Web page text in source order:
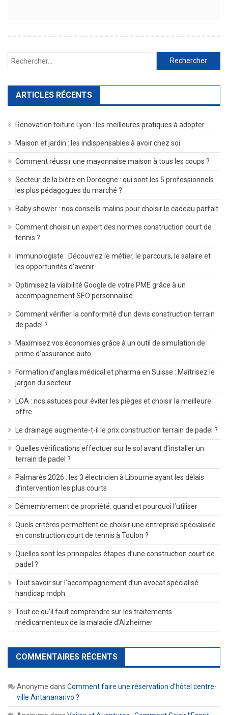
Rechercher :
ARTICLES RÉCENTS
Renovation toiture Lyon : les meilleures pratiques à adopter
Maison et jardin : les indispensables à avoir chez soi
Comment réussir une mayonnaise maison à tous les coups ?
Secteur de la bière en Dordogne : qui sont les 5 professionnels
les plus pédagogues du marché ?
Baby shower : nos conseils malins pour choisir le cadeau parfait
Comment choisir un expert des normes construction court de
tennis ?
Immunologiste : Découvrez le métier, le parcours, le salaire et
les opportunités d’avenir
Optimisez la visibilité Google de votre PME grâce à un
accompagnement SEO personnalisé
Comment vérifier la conformité d’un devis construction terrain
de padel ?
Maximisez vos économies grâce à un outil de simulation de
prime d’assurance auto
Formation d’anglais médical et pharma en Suisse : Maîtrisez le
jargon du secteur
LOA : nos astuces pour éviter les pièges et choisir la meilleure
offre
Le drainage augmente-t-il le prix construction terrain de padel ?
Quelles vérifications effectuer sur le sol avant d’installer un
terrain de padel ?
Palmarès 2026 : les 3 électricien à Libourne ayant les délais
d’intervention les plus courts
Démembrement de propriété: quand et pourquoi l’utiliser
Quels critères permettent de choisir une entreprise spécialisée
en construction court de tennis à Toulon ?
Quelles sont les principales étapes d’une construction court de
padel ?
Tout savoir sur l’accompagnement d’un avocat spécialisé
handicap mdph
Tout ce qu’il faut comprendre sur les traitements
médicamenteux de la maladie d’Alzheimer
COMMENTAIRES RÉCENTS
Anonyme dans Comment faire une réservation d’hôtel centre-
ville Antananarivo ?